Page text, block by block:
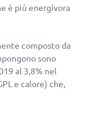
è più energivora
composto da
sono
al 3,8% nel
e calore) che,